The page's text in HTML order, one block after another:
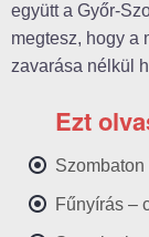
együtt a Győr-
megtesz, hogy a
zavarása nélkül
Ezt
Fűnyírás –